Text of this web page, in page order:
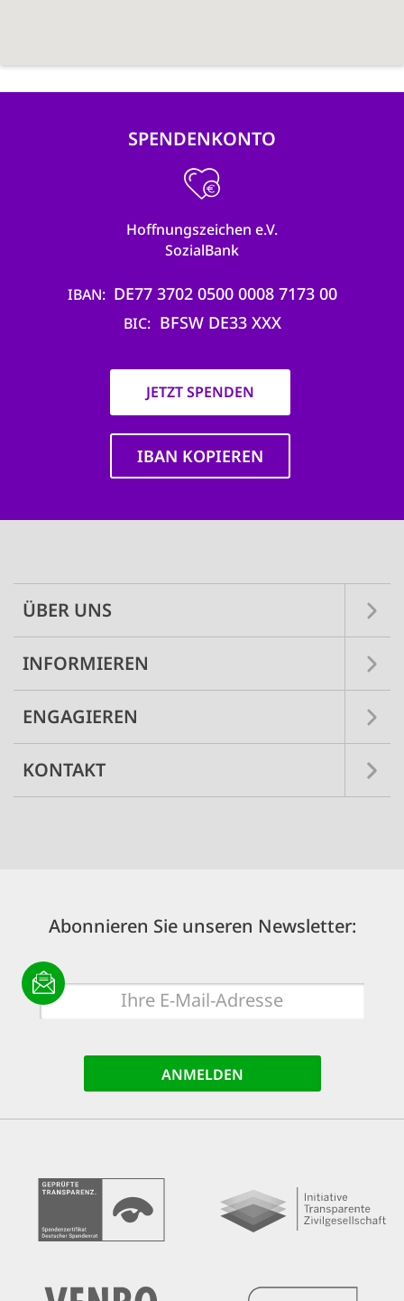
SPENDENKONTO
Hoffnungszeichen e.V.
SozialBank
IBAN DE77 3702 0500 0008 7173 00
BIC BFSW DE33 XXX
JETZT SPENDEN
IBAN KOPIEREN
ÜBER UNS
INFORMIEREN
ENGAGIEREN
KONTAKT
Abonnieren Sie unseren Newsletter:
E-
Mail